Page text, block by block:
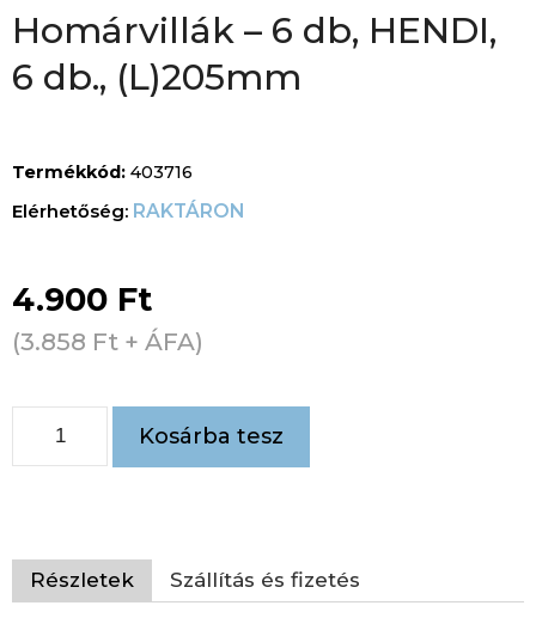
Homárvillák – 6 db, HENDI,
6 db., (L)205mm
Termékkód: 403716
RAKTÁRON
4.900 Ft
(3.858 Ft + ÁFA)
Kosárba tesz
Részletek Szállítás és fizetés